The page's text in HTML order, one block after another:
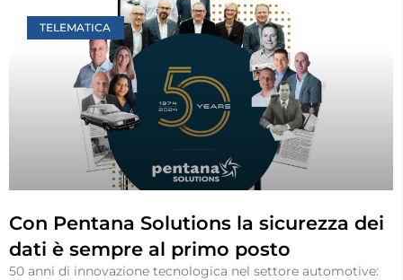
TELEMATICA
Con Pentana Solutions la sicurezza dei
dati è sempre al primo posto
50 anni di innovazione tecnologica nel settore automotive: